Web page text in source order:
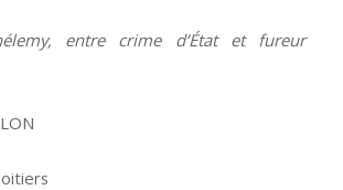
entre crime d’État et fureur